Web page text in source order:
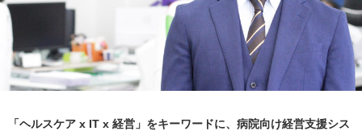
「ヘルスケア x IT x 経営」をキーワードに、病院向け経営支援シス